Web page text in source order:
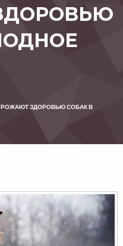
ЗДОРОВЬЮ СОБАК В